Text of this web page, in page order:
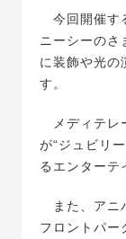
今回開催す
ニーシーのさ
に装飾や光の
す。
メディテレ
が“ジュビリ
るエンターテ
また、アニ
フロントパー